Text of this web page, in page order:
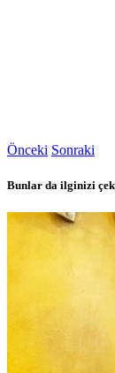
Önceki Sonraki
Bunlar da ilginizi